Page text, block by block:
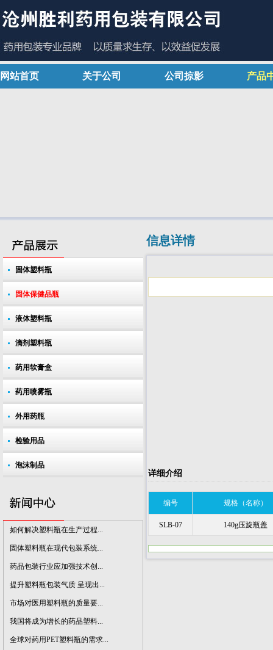
网站首页 关于公司 公司掠影 产品
固体塑料瓶
固体保健品瓶
液体塑料瓶
滴剂塑料瓶
药用软膏盒
药用喷雾瓶
外用药瓶
检验用品
泡沫制品
如何解决塑料瓶在生产过程...
固体塑料瓶在现代包装系统...
市场对医用塑料瓶的质量要...
我国将成为增长的药品塑料...
如何解决塑料瓶在生产过程...
固体塑料瓶在现代包装系统...
药品包装行业应加强技术创...
提升塑料瓶包装气质 呈现出...
市场对医用塑料瓶的质量要...
我国将成为增长的药品塑料...
全球对药用PET塑料瓶的需求...
信息详情
详细介绍
编号 规格（名称）
SLB-07 140g压旋瓶盖